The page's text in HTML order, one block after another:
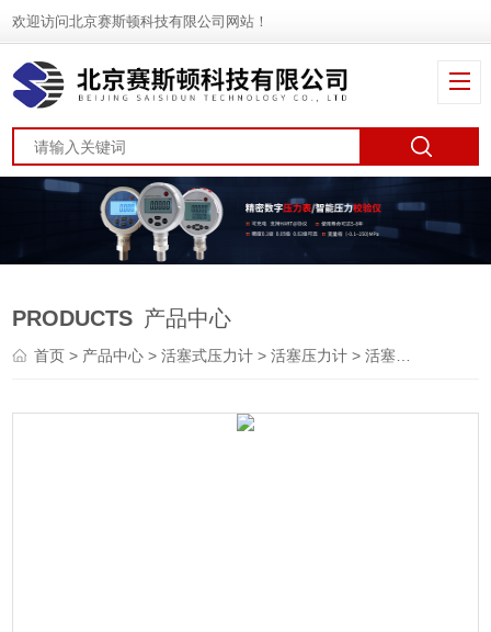
欢迎访问北京赛斯顿科技有限公司网站！
PRODUCTS 产品中心
首页> 产品中心 >活塞式压力计 >活塞压力计 > 活塞式压力计0.02级